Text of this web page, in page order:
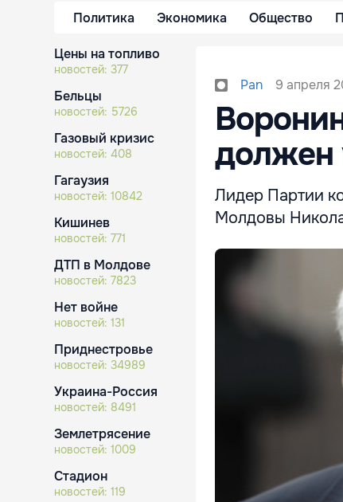
Политика Экономика Общество
Цены на топливо
новостей: 377
Бельцы
новостей: 5726
Газовый кризис
новостей: 408
Гагаузия
новостей: 10842
Кишинев
новостей: 771
ДТП в Молдове
новостей: 7823
Нет войне
новостей: 131
Приднестровье
новостей: 34989
Украина-Россия
новостей: 8491
Землетрясение
новостей: 1009
Стадион
новостей: 119
Pan 9 апреля
должен
Лидер Партии
Молдовы